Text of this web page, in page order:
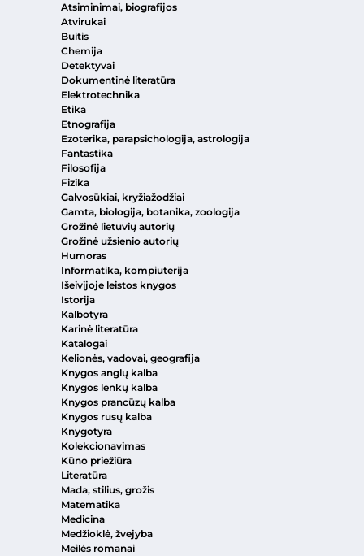
Atsiminimai, biografijos
Atvirukai
Buitis
Chemija
Detektyvai
Dokumentinė literatūra
Elektrotechnika
Etika
Etnografija
Ezoterika, parapsichologija, astrologija
Fantastika
Filosofija
Fizika
Galvosūkiai, kryžiažodžiai
Gamta, biologija, botanika, zoologija
Grožinė lietuvių autorių
Grožinė užsienio autorių
Humoras
Informatika, kompiuterija
Išeivijoje leistos knygos
Istorija
Kalbotyra
Karinė literatūra
Katalogai
Kelionės, vadovai, geografija
Knygos anglų kalba
Knygos lenkų kalba
Knygos prancūzų kalba
Knygos rusų kalba
Knygotyra
Kolekcionavimas
Kūno priežiūra
Literatūra
Mada, stilius, grožis
Matematika
Medicina
Medžioklė, žvejyba
Meilės romanai